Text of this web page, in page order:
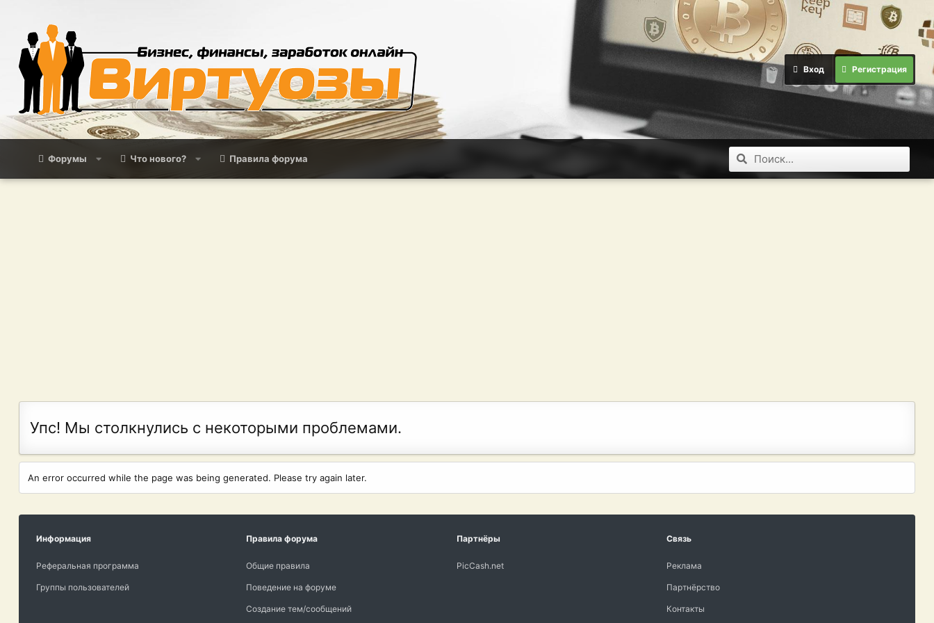
Вход Регистрация
Форумы Что нового? Правила форума
Упс! Мы столкнулись с некоторыми проблемами.
An error occurred while the page was being generated. Please try again later.
Информация
Реферальная программа
Группы пользователей
Правила форума
Общие правила
Поведение на форуме
Создание тем/сообщений
Партнёры
PicCash.net
Связь
Реклама
Партнёрство
Контакты